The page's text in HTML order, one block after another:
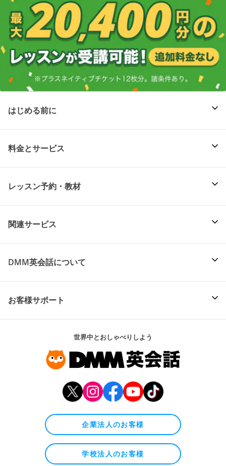
はじめる前に
料金とサービス
レッスン予約・教材
関連サービス
DMM英会話について
お客様サポート
世界中とおしゃべりしよう
企業法人のお客様
学校法人のお客様